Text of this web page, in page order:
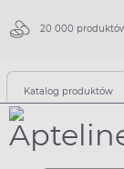
20 000
Katalog produktów